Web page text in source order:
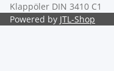
Klappöler DIN 3410 C1
Powered by JTL-Shop